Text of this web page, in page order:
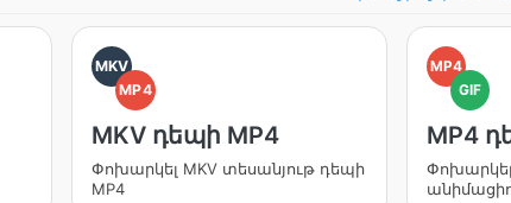
MKV
MP4
MKV դեպի MP4
Փոխարկել MKV տեսանյութ դեպի
MP4
MP4
GIF
MP4